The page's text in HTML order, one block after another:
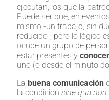
ejecutan, los que la
Puede ser que, en
mismo -un trabajo, sin
reducido-, pero lo lógico
ocupe un grupo de
estar presentes y
uno (o desde el minuto
La buena comunicación
la condición sine qua non